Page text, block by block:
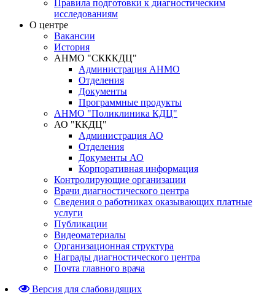
Правила подготовки к диагностическим
исследованиям
О центре
Вакансии
История
АНМО "СКККДЦ"
Администрация АНМО
Отделения
Документы
Программные продукты
АНМО "Поликлиника КДЦ"
АО "ККДЦ"
Администрация АО
Отделения
Документы АО
Корпоративная информация
Контролирующие организации
Врачи диагностического центра
Сведения о работниках оказывающих платные
услуги
Публикации
Видеоматериалы
Организационная структура
Награды диагностического центра
Почта главного врача
Версия для слабовидящих